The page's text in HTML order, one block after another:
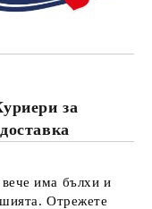
за
доставка
има бълхи и
Отрежете